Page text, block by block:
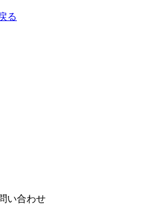
る
い合わせ